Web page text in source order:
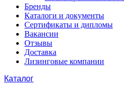
Бренды
Каталоги и документы
Сертификаты и дипломы
Вакансии
Отзывы
Доставка
Лизинговые компании
Каталог